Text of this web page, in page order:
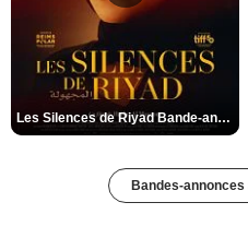
Les Silences de Riyad Bande-annonce VO STFR
Bandes-